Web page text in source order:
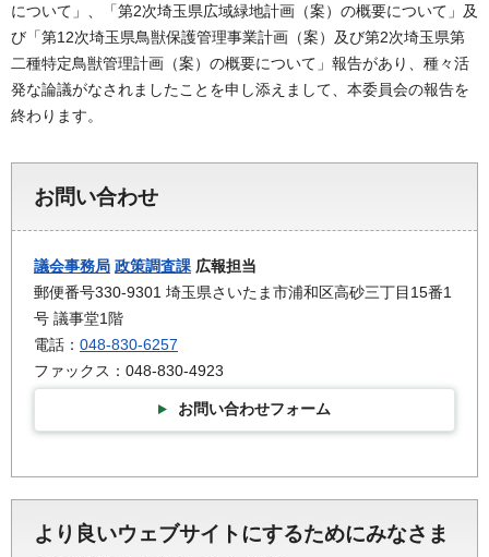
について」、「第2次埼玉県広域緑地計画（案）の概要について」及
び「第12次埼玉県鳥獣保護管理事業計画（案）及び第2次埼玉県第
二種特定鳥獣管理計画（案）の概要について」報告があり、種々活
発な論議がなされましたことを申し添えまして、本委員会の報告を
終わります。
お問い合わせ
議会事務局 政策調査課 広報担当
郵便番号330-9301 埼玉県さいたま市浦和区高砂三丁目15番1
号 議事堂1階
電話： 048-830-6257
ファックス：048-830-4923
お問い合わせフォーム
より良いウェブサイトにするためにみなさま